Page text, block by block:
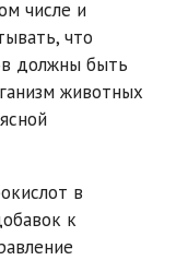
числе и
что
должны быть
животных
в
к